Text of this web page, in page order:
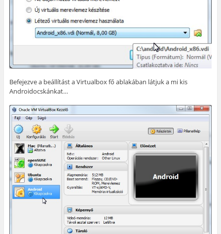
Befejezve a beállítást a Virtualbox fő ablakában látjuk a mi kis
Androidocskánkat…